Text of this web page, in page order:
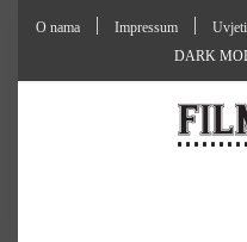
O nama Impressum
DARK